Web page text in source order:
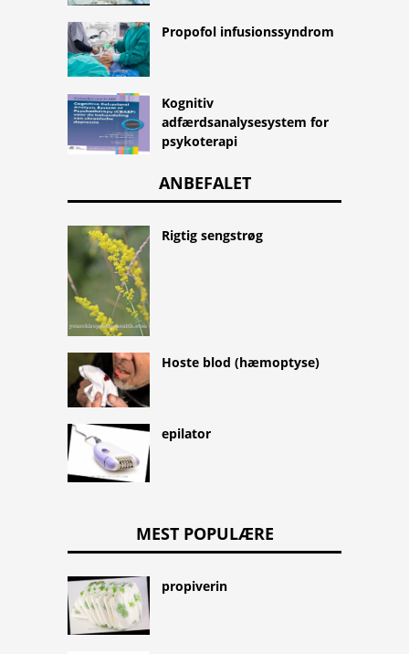
Propofol infusionssyndrom
Kognitiv
adfærdsanalysesystem for
psykoterapi
ANBEFALET
Rigtig sengstrøg
Hoste blod (hæmoptyse)
epilator
MEST POPULÆRE
propiverin